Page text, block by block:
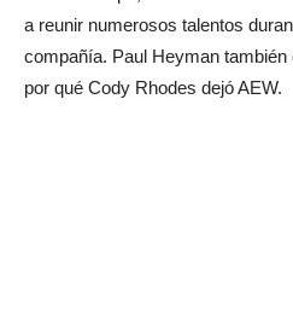
a reunir numerosos talentos
compañía. Paul Heyman
por qué Cody Rhodes dejó AEW.